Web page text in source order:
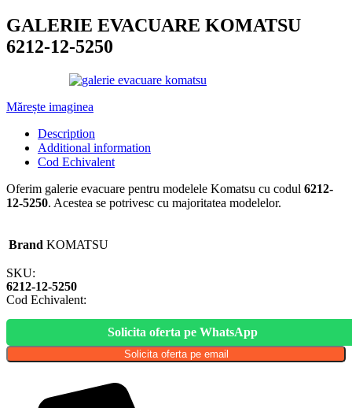
GALERIE EVACUARE KOMATSU
6212-12-5250
Mărește imaginea
Description
Additional information
Cod Echivalent
Oferim galerie evacuare pentru modelele Komatsu cu codul 6212-
12-5250. Acestea se potrivesc cu majoritatea modelelor.
Brand KOMATSU
SKU:
6212-12-5250
Cod Echivalent:
Solicita oferta pe WhatsApp
Solicita oferta pe email